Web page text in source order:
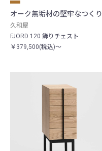
オーク無垢材の堅牢なつくり
久和屋
FJORD 120 飾りチェスト
￥379,500(税込)～